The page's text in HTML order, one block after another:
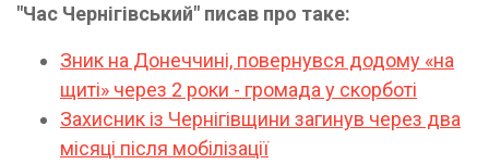
"Час Чернігівський" писав про таке:
Зник на Донеччині, повернувся додому «на
щиті» через 2 роки - громада у скорботі
Захисник із Чернігівщини загинув через два
місяці після мобілізації